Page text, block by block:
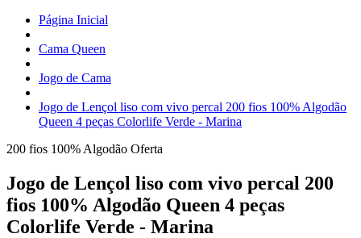
Página Inicial
Cama Queen
Jogo de Cama
Jogo de Lençol liso com vivo percal 200 fios 100% Algodão
Queen 4 peças Colorlife Verde - Marina
200 fios 100% Algodão Oferta
Jogo de Lençol liso com vivo percal 200
fios 100% Algodão Queen 4 peças
Colorlife Verde - Marina